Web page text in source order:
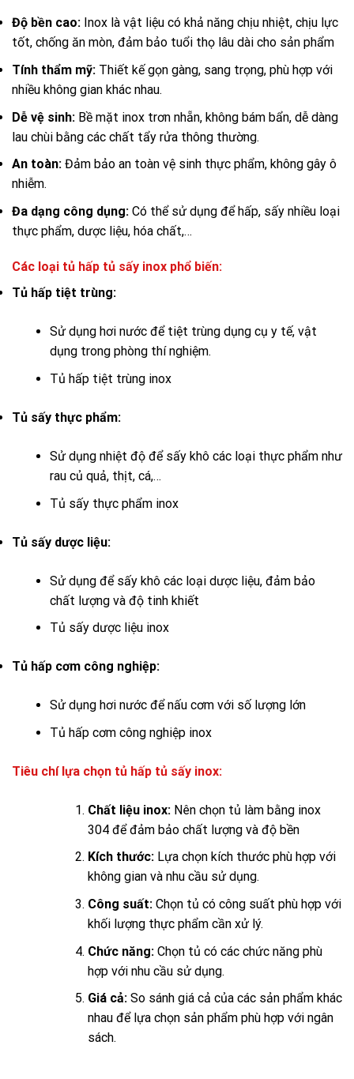
Độ bền cao: Inox là vật liệu có khả năng chịu nhiệt, chịu lực
tốt, chống ăn mòn, đảm bảo tuổi thọ lâu dài cho sản phẩm
Tính thẩm mỹ: Thiết kế gọn gàng, sang trọng, phù hợp với
nhiều không gian khác nhau.
Dễ vệ sinh: Bề mặt inox trơn nhẵn, không bám bẩn, dễ dàng
lau chùi bằng các chất tẩy rửa thông thường.
An toàn: Đảm bảo an toàn vệ sinh thực phẩm, không gây ô
nhiễm.
Đa dạng công dụng: Có thể sử dụng để hấp, sấy nhiều loại
thực phẩm, dược liệu, hóa chất,…
Các loại tủ hấp tủ sấy inox phổ biến:
Tủ hấp tiệt trùng:
Sử dụng hơi nước để tiệt trùng dụng cụ y tế, vật
dụng trong phòng thí nghiệm.
Tủ hấp tiệt trùng inox
Tủ sấy thực phẩm:
Sử dụng nhiệt độ để sấy khô các loại thực phẩm như
rau củ quả, thịt, cá,…
Tủ sấy thực phẩm inox
Tủ sấy dược liệu:
Sử dụng để sấy khô các loại dược liệu, đảm bảo
chất lượng và độ tinh khiết
Tủ sấy dược liệu inox
Tủ hấp cơm công nghiệp:
Sử dụng hơi nước để nấu cơm với số lượng lớn
Tủ hấp cơm công nghiệp inox
Tiêu chí lựa chọn tủ hấp tủ sấy inox:
Chất liệu inox: Nên chọn tủ làm bằng inox
304 để đảm bảo chất lượng và độ bền
Kích thước: Lựa chọn kích thước phù hợp với
không gian và nhu cầu sử dụng.
Công suất: Chọn tủ có công suất phù hợp với
khối lượng thực phẩm cần xử lý.
Chức năng: Chọn tủ có các chức năng phù
hợp với nhu cầu sử dụng.
Giá cả: So sánh giá cả của các sản phẩm khác
nhau để lựa chọn sản phẩm phù hợp với ngân
sách.